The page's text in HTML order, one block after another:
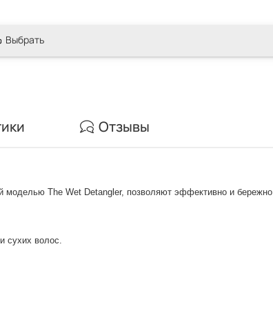
Выбрать
Отзывы
моделью The Wet Detangler, позволяют эффективно и бережно
сухих волос.